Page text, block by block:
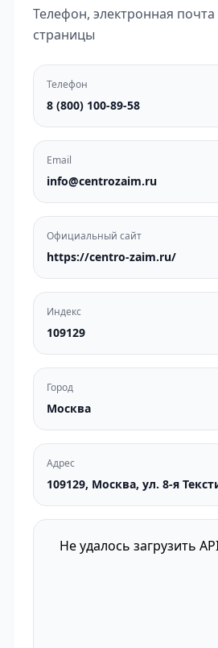
Телефон, электронная
страницы
Телефон
8 (800) 100-89-58
Email
info@centrozaim.ru
Официальный сайт
https://centro-zaim.ru/
Индекс
109129
Город
Москва
Адрес
109129, Москва, ул. 8-я
Не удалось загрузить